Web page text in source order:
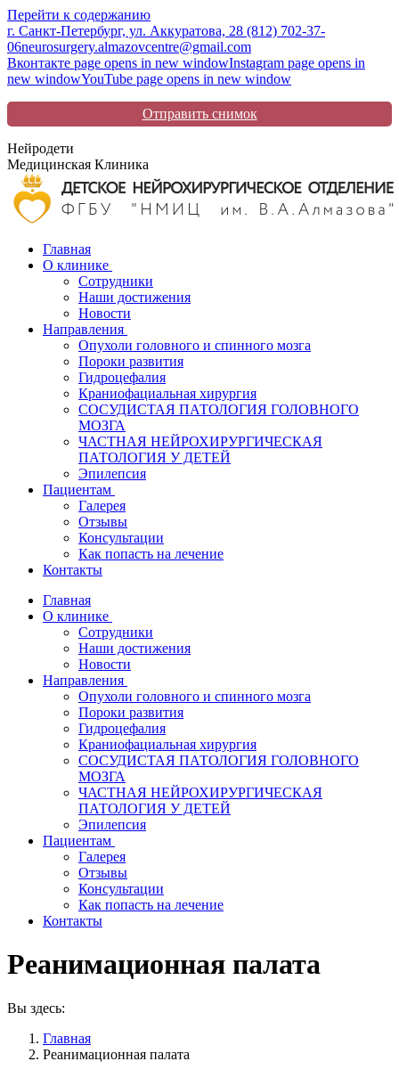
Перейти к содержанию
г. Санкт-Петербург, ул. Аккуратова, 28 (812) 702-37-
06neurosurgery.almazovcentre@gmail.com
Вконтакте page opens in new windowInstagram page opens in
new windowYouTube page opens in new window
Отправить снимок
Нейродети
Медицинская Клиника
Главная
О клинике
Сотрудники
Наши достижения
Новости
Направления
Опухоли головного и спинного мозга
Пороки развития
Гидроцефалия
Краниофациальная хирургия
СОСУДИСТАЯ ПАТОЛОГИЯ ГОЛОВНОГО
МОЗГА
ЧАСТНАЯ НЕЙРОХИРУРГИЧЕСКАЯ
ПАТОЛОГИЯ У ДЕТЕЙ
Эпилепсия
Пациентам
Галерея
Отзывы
Консультации
Как попасть на лечение
Контакты
Главная
О клинике
Сотрудники
Наши достижения
Новости
Направления
Опухоли головного и спинного мозга
Пороки развития
Гидроцефалия
Краниофациальная хирургия
СОСУДИСТАЯ ПАТОЛОГИЯ ГОЛОВНОГО
МОЗГА
ЧАСТНАЯ НЕЙРОХИРУРГИЧЕСКАЯ
ПАТОЛОГИЯ У ДЕТЕЙ
Эпилепсия
Пациентам
Галерея
Отзывы
Консультации
Как попасть на лечение
Контакты
Реанимационная палата
Вы здесь:
Главная
Реанимационная палата